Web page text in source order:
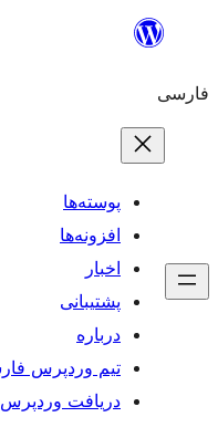
محتوا
فارسی
پوسته‌ها
افزونه‌ها
اخبار
پشتیبانی
درباره
تیم وردپرس
دریافت وردپرس